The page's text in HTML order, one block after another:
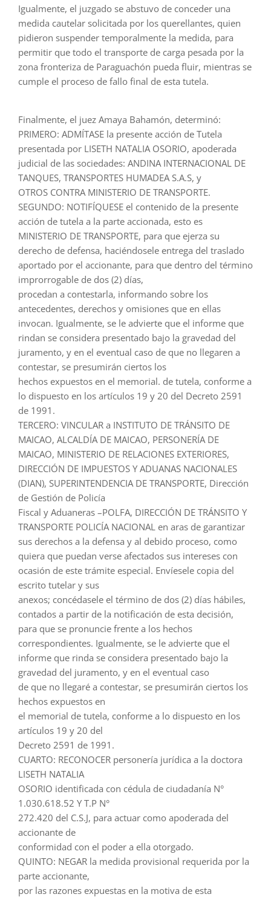
Igualmente, el juzgado se abstuvo de conceder una
medida cautelar solicitada por los querellantes, quien
pidieron suspender temporalmente la medida, para
permitir que todo el transporte de carga pesada por la
zona fronteriza de Paraguachón pueda fluir, mientras se
cumple el proceso de fallo final de esta tutela.
Finalmente, el juez Amaya Bahamón, determinó:
PRIMERO: ADMÍTASE la presente acción de Tutela
presentada por LISETH NATALIA OSORIO, apoderada
judicial de las sociedades: ANDINA INTERNACIONAL DE
TANQUES, TRANSPORTES HUMADEA S.A.S, y
OTROS CONTRA MINISTERIO DE TRANSPORTE.
SEGUNDO: NOTIFÍQUESE el contenido de la presente
acción de tutela a la parte accionada, esto es
MINISTERIO DE TRANSPORTE, para que ejerza su
derecho de defensa, haciéndosele entrega del traslado
aportado por el accionante, para que dentro del término
improrrogable de dos (2) días,
procedan a contestarla, informando sobre los
antecedentes, derechos y omisiones que en ellas
invocan. Igualmente, se le advierte que el informe que
rindan se considera presentado bajo la gravedad del
juramento, y en el eventual caso de que no llegaren a
contestar, se presumirán ciertos los
hechos expuestos en el memorial. de tutela, conforme a
lo dispuesto en los artículos 19 y 20 del Decreto 2591
de 1991.
TERCERO: VINCULAR a INSTITUTO DE TRÁNSITO DE
MAICAO, ALCALDÍA DE MAICAO, PERSONERÍA DE
MAICAO, MINISTERIO DE RELACIONES EXTERIORES,
DIRECCIÓN DE IMPUESTOS Y ADUANAS NACIONALES
(DIAN), SUPERINTENDENCIA DE TRANSPORTE, Dirección
de Gestión de Policía
Fiscal y Aduaneras –POLFA, DIRECCIÓN DE TRÁNSITO Y
TRANSPORTE POLICÍA NACIONAL en aras de garantizar
sus derechos a la defensa y al debido proceso, como
quiera que puedan verse afectados sus intereses con
ocasión de este trámite especial. Envíesele copia del
escrito tutelar y sus
anexos; concédasele el término de dos (2) días hábiles,
contados a partir de la notificación de esta decisión,
para que se pronuncie frente a los hechos
correspondientes. Igualmente, se le advierte que el
informe que rinda se considera presentado bajo la
gravedad del juramento, y en el eventual caso
de que no llegaré a contestar, se presumirán ciertos los
hechos expuestos en
el memorial de tutela, conforme a lo dispuesto en los
artículos 19 y 20 del
Decreto 2591 de 1991.
CUARTO: RECONOCER personería jurídica a la doctora
LISETH NATALIA
OSORIO identificada con cédula de ciudadanía N°
1.030.618.52 Y T.P N°
272.420 del C.S.J, para actuar como apoderada del
accionante de
conformidad con el poder a ella otorgado.
QUINTO: NEGAR la medida provisional requerida por la
parte accionante,
por las razones expuestas en la motiva de esta